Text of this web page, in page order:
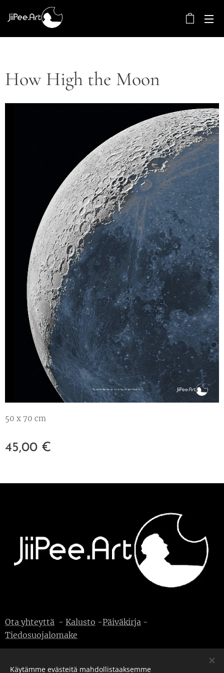
How High the Moon
50 x 70 cm
45,00 €
Ota yhteyttä - Kalusto -Päiväkirja -
Tiedosuojalomake
Käytämme evästeitä mahdollistaaksemme